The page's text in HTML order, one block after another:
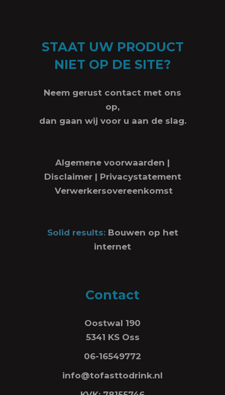
STAAT UW PRODUCT
NIET OP DE SITE?
Neem gerust contact met ons
op,
dan gaan wij voor u aan de slag.
Algemene voorwaarden |
Disclaimer| Privacystatement
Verwerkersovereenkomst
Solid results: Bouwen op het
internet
Contact
Oostwal 190
5341 KS Oss
06-16549772
info@tofasttodrink.nl